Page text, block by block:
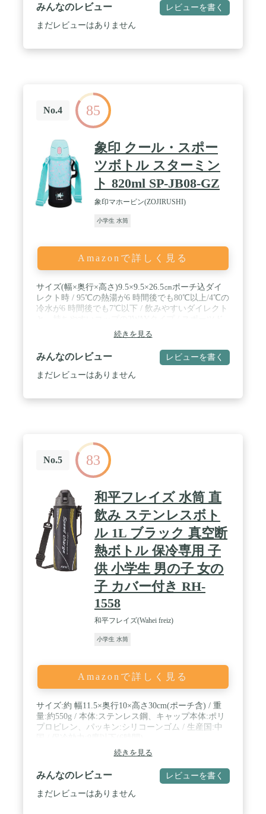
だから保冷効果6時間持続! たっぷりの飲料も6時間
冷たさをキープ。いつでも冷たい飲み物を楽しめま
撃に強い側面! 側面部分は衝撃に強く、不意な落下
にも安心。閉めたファスナーを覆えるファスナーガ
ードでボトルが落ちるのを防ぎます。 / 【少ないパ
ーツで手間がかからない】パーツはたったの3つ! 洗
い物が少ないので、手間がかからず、忙しいお母さ
んもにも安心設計。【気になったらいつでも交換ス
ペアパッキン付き! 】ふたパッキンと栓パッキンの
スペアがセットに、汚れが気になった時や破損した
時などもすぐに交換ができて、いつでも清潔を保て
ます。 / 【商品詳細】サイズ(カバー込みサイズ):幅
12.4×奥行9.3×高さ27.5cm(約) 質量:約510g 実容量:約
みんなのレビュー レビューを書く
まだレビューはありません
No.4 85
象印 クール・スポー
ツボトル スターミン
ト 820ml SP-JB08-GZ
象印マホービン(ZOJIRUSHI)
小学生 水筒
Amazonで詳しく見る
サイズ(幅×奥行×高さ)9.5×9.5×26.5㎝ポーチ込ダイ
レクト時 / 95℃の熱湯が6 時間後でも80℃以上/4℃の
冷水が6 時間後でも7℃以下 / 飲みやすいダイレクト
リンクOK / バッグに入れても安心「結露抑制構造」
/ 水滴が飛び散りにくい「飛び散り抑制機構」 / 茶
しぶやコーヒーの色、ニオイが残りにくい「内面フ
ッ素コート」 / 本体丸洗いOK / 分解してすみずみま
で洗える「分解せん」
続きを見る
みんなのレビュー レビューを書く
まだレビューはありません
No.5 83
和平フレイズ 水筒 直
飲み ステンレスボト
ル 1L ブラック 真空断
熱ボトル 保冷専用 子
供 小学生 男の子 女の
子 カバー付き RH-
1558
和平フレイズ(Wahei freiz)
小学生 水筒
Amazonで詳しく見る
サイズ:約 幅11.5×奥行10×高さ30cm(ポーチ含) / 重
量:約550g / 本体:ステンレス鋼、キャップ本体:ポリ
プロピレン、パッキン:シリコーンゴム / 生産国:中
続きを見る
みんなのレビュー レビューを書く
まだレビューはありません